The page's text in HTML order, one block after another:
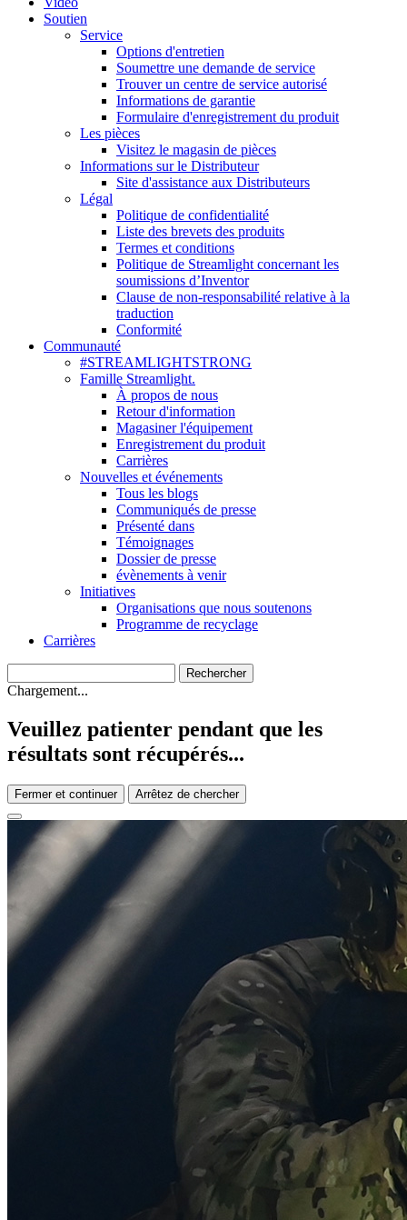
Soutien
Service
Options d'entretien
Soumettre une demande de service
Trouver un centre de service autorisé
Informations de garantie
Formulaire d'enregistrement du produit
Les pièces
Visitez le magasin de pièces
Informations sur le Distributeur
Site d'assistance aux Distributeurs
Légal
Politique de confidentialité
Liste des brevets des produits
Termes et conditions
Politique de Streamlight concernant les
soumissions d’Inventor
Clause de non-responsabilité relative à la
traduction
Conformité
Communauté
#STREAMLIGHTSTRONG
Famille Streamlight.
À propos de nous
Retour d'information
Magasiner l'équipement
Enregistrement du produit
Carrières
Nouvelles et événements
Tous les blogs
Communiqués de presse
Présenté dans
Témoignages
Dossier de presse
évènements à venir
Initiatives
Organisations que nous soutenons
Programme de recyclage
Carrières
Chargement...
Veuillez patienter pendant que les
résultats sont récupérés...
Fermer et continuer Arrêtez de chercher